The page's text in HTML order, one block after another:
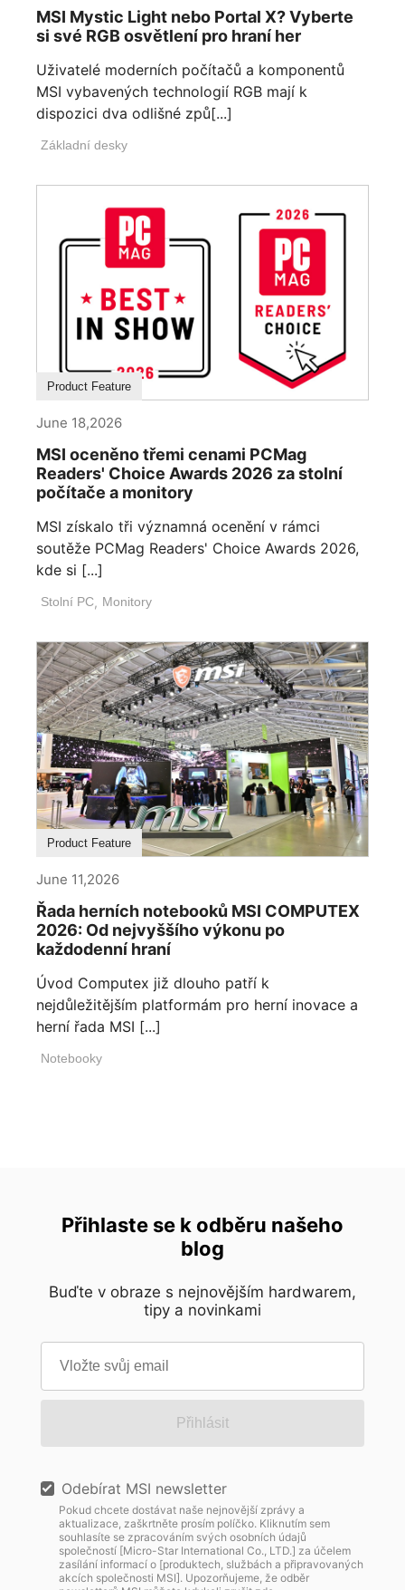
MSI Mystic Light nebo Portal X? Vyberte
si své RGB osvětlení pro hraní her
Uživatelé moderních počítačů a komponentů
MSI vybavených technologií RGB mají k
dispozici dva odlišné způ[...]
Základní desky
Product Feature
June 18,2026
MSI oceněno třemi cenami PCMag
Readers' Choice Awards 2026 za stolní
počítače a monitory
MSI získalo tři významná ocenění v rámci
soutěže PCMag Readers' Choice Awards 2026,
kde si [...]
Stolní PC, Monitory
Product Feature
June 11,2026
Řada herních notebooků MSI COMPUTEX
2026: Od nejvyššího výkonu po
každodenní hraní
Úvod Computex již dlouho patří k
nejdůležitějším platformám pro herní inovace a
herní řada MSI [...]
Notebooky
Přihlaste se k odběru našeho
blog
Buďte v obraze s nejnovějším hardwarem,
tipy a novinkami
Přihlásit
Odebírat MSI newsletter
Pokud chcete dostávat naše nejnovější zprávy a
aktualizace, zaškrtněte prosím políčko. Kliknutím sem
souhlasíte se zpracováním svých osobních údajů
společností [Micro-Star International Co., LTD.] za účelem
zasílání informací o [produktech, službách a připravovaných
akcích společnosti MSI]. Upozorňujeme, že odběr